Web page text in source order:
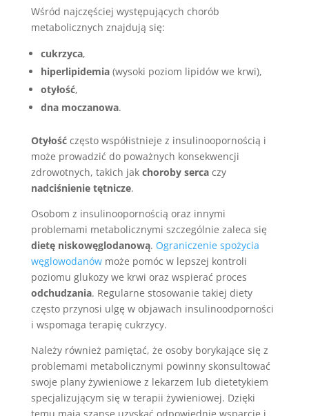
Wśród najczęściej występujących chorób
metabolicznych znajdują się:
cukrzyca,
hiperlipidemia(wysoki poziom lipidów we krwi),
otyłość,
dna moczanowa.
Otyłośćczęsto współistnieje z insulinoopornością i
może prowadzić do poważnych konsekwencji
zdrowotnych, takich jak choroby sercaczy
nadciśnienie tętnicze.
Osobom z insulinoopornością oraz innymi
problemami metabolicznymi szczególnie zaleca się
dietę niskowęglodanową. Ograniczenie spożycia
węglowodanówmoże pomóc w lepszej kontroli
poziomu glukozy we krwi oraz wspierać proces
odchudzania. Regularne stosowanie takiej diety
często przynosi ulgę w objawach insulinoodporności
i wspomaga terapię cukrzycy.
Należy również pamiętać, że osoby borykające się z
problemami metabolicznymi powinny skonsultować
swoje plany żywieniowe z lekarzem lub dietetykiem
specjalizującym się w terapii żywieniowej. Dzięki